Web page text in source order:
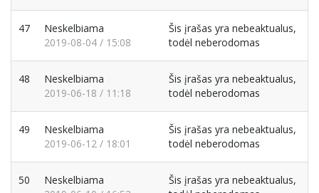
47
Neskelbiama
2019-08-04 / 15:08
Šis įrašas yra nebeaktualus,
todėl neberodomas
48
Neskelbiama
2019-06-18 / 11:18
Šis įrašas yra nebeaktualus,
todėl neberodomas
49
Neskelbiama
2019-06-12 / 18:01
Šis įrašas yra nebeaktualus,
todėl neberodomas
50
Neskelbiama
Šis įrašas yra nebeaktualus,